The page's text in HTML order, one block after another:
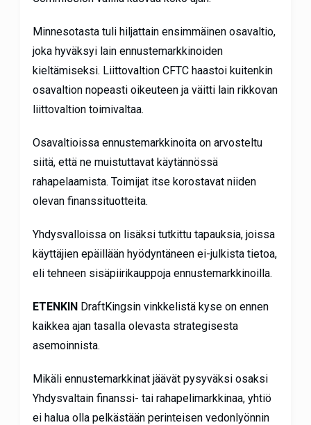
Minnesotasta tuli hiljattain ensimmäinen osavaltio,
joka hyväksyi lain ennustemarkkinoiden
kieltämiseksi. Liittovaltion CFTC haastoi kuitenkin
osavaltion nopeasti oikeuteen ja väitti lain rikkovan
liittovaltion toimivaltaa.
Osavaltioissa ennustemarkkinoita on arvosteltu
siitä, että ne muistuttavat käytännössä
rahapelaamista. Toimijat itse korostavat niiden
olevan finanssituotteita.
Yhdysvalloissa on lisäksi tutkittu tapauksia, joissa
käyttäjien epäillään hyödyntäneen ei-julkista tietoa,
eli tehneen sisäpiirikauppoja ennustemarkkinoilla.
ETENKIN DraftKingsin vinkkelistä kyse on ennen
kaikkea ajan tasalla olevasta strategisesta
asemoinnista.
Mikäli ennustemarkkinat jäävät pysyväksi osaksi
Yhdysvaltain finanssi- tai rahapelimarkkinaa, yhtiö
ei halua olla pelkästään perinteisen vedonlyönnin